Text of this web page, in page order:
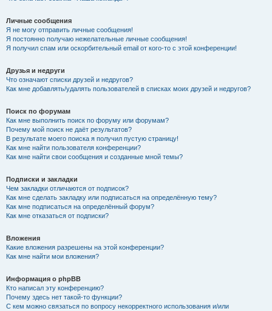
Личные сообщения
Я не могу отправить личные сообщения!
Я постоянно получаю нежелательные личные сообщения!
Я получил спам или оскорбительный email от кого-то с этой конференции!
Друзья и недруги
Что означают списки друзей и недругов?
Как мне добавлять/удалять пользователей в списках моих друзей и недругов?
Поиск по форумам
Как мне выполнить поиск по форуму или форумам?
Почему мой поиск не даёт результатов?
В результате моего поиска я получил пустую страницу!
Как мне найти пользователя конференции?
Как мне найти свои сообщения и созданные мной темы?
Подписки и закладки
Чем закладки отличаются от подписок?
Как мне сделать закладку или подписаться на определённую тему?
Как мне подписаться на определённый форум?
Как мне отказаться от подписки?
Вложения
Какие вложения разрешены на этой конференции?
Как мне найти мои вложения?
Информация о phpBB
Кто написал эту конференцию?
Почему здесь нет такой-то функции?
С кем можно связаться по вопросу некорректного использования и/или